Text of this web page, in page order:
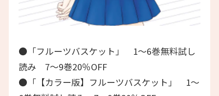
●「フルーツバスケット」 1～6巻無料試し
読み 7～9巻20％OFF
●「【カラー版】フルーツバスケット」 1～